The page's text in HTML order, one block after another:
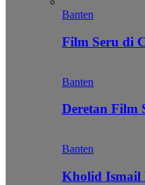
Banten
Film Seru di
Banten
Deretan Film
Banten
Kholid Ismail